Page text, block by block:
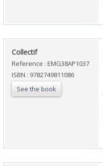
‎Collectif‎
Reference : EMG38AP1037
ISBN : 9782749811086
See the book